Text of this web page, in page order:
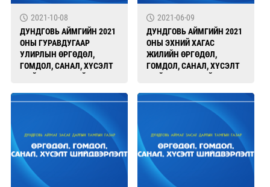
2021-10-08
ДУНДГОВЬ АЙМГИЙН 2021
ОНЫ ГУРАВДУГААР
УЛИРЛЫН ӨРГӨДӨЛ,
ГОМДОЛ, САНАЛ, ХҮСЭЛТ
2021-06-09
ДУНДГОВЬ АЙМГИЙН 2021
ОНЫ ЭХНИЙ ХАГАС
ЖИЛИЙН ӨРГӨДӨЛ,
ГОМДОЛ, САНАЛ, ХҮСЭЛТ